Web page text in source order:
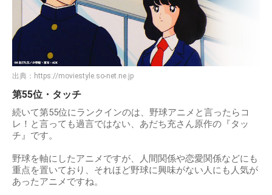
出典： https://moviestyle.so-net.ne.jp
第55位・タッチ
続いて第55位にランクインのは、野球アニメと言ったらコ
レ！と言っても過言ではない、あだち充さん原作の『タッ
チ』です。
野球を軸にしたアニメですが、人間関係や恋愛関係などにも
重点を置いており、それほど野球に興味がない人にも人気が
あったアニメですね。